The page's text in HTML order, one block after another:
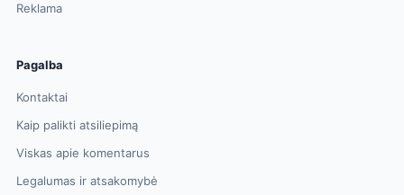
Reklama
Pagalba
Kontaktai
Kaip palikti atsiliepimą
Viskas apie komentarus
Legalumas ir atsakomybė